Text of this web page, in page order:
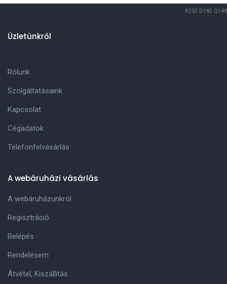
R252 D182 Q148
Üzletünkről
Rólunk
Szolgáltatásaink
Kapcsolat
Cégadatok
Telefonfelvásárlás
A webáruházi vásárlás
A webáruházunkról
Regisztráció
Belépés
Rendelésem
Átvétel, Kiszállitás